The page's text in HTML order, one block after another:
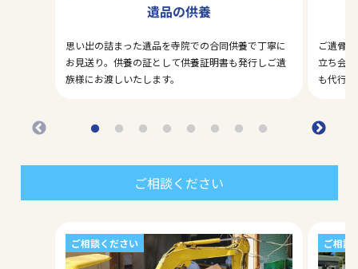
遺品の供養
思い出の詰まった遺品を寺院での合同供養で丁寧に
お見送り。供養の証として供養証明書も発行しご遺
族様にお渡しいたします。
ご遺骨
立ち会
も代行
ご相談ください
ご相談ください ご相談